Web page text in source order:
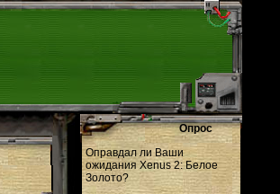
Опрос
Оправдал ли Ваши
ожидания Xenus 2: Белое
Золото?